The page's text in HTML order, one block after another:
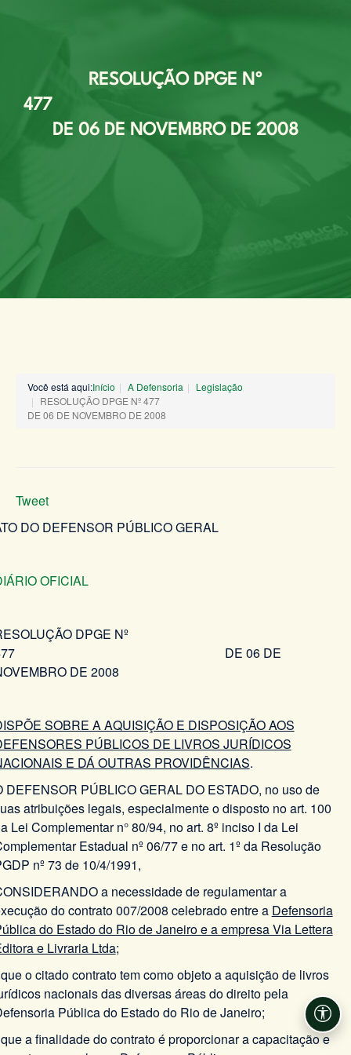
RESOLUÇÃO DPGE Nº
DE 06 DE NOVEMBRO DE 2008
Você está aqui:Início A Defensoria
Legislação
RESOLUÇÃO DPGE Nº 477
DE 06 DE NOVEMBRO DE 2008
Tweet
DO DEFENSOR PÚBLICO GERAL
OFICIAL
DPGE Nº
DE 06 DE
DE 2008
SOBRE A AQUISIÇÃO E DISPOSIÇÃO AOS
PÚBLICOS DE LIVROS JURÍDICOS
E DÁ OUTRAS PROVIDÊNCIAS.
DEFENSOR PÚBLICO GERAL DO ESTADO, no uso de
atribuições legais, especialmente o disposto no art. 100
Lei Complementar n° 80/94, no art. 8º inciso I da Lei
Estadual nº 06/77 e no art. 1º da Resolução
nº 73 de 10/4/1991,
a necessidade de regulamentar a
do contrato 007/2008 celebrado entre a Defensoria
do Estado do Rio de Janeiro e a empresa Via Lettera
e Livraria Ltda;
o citado contrato tem como objeto a aquisição de livros
nacionais das diversas áreas do direito pela
Pública do Estado do Rio de Janeiro;
a finalidade do contrato é proporcionar a capacitação e